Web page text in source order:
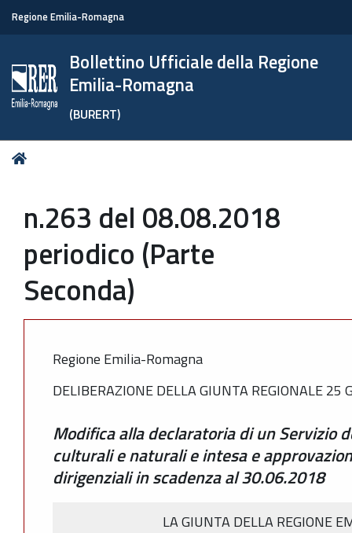
Regione Emilia-Romagna
Bollettino Ufficiale della Regione
Emilia-Romagna
(BURERT)
Tu
n.263 del 08.08.2018
periodico (Parte
Seconda)
Regione Emilia-Romagna
DELIBERAZIONE DELLA GIUNTA REGIONALE 25
Modifica alla declaratoria di un Servizio
culturali e naturali e intesa e
dirigenziali in scadenza al 30.06.2018
LA GIUNTA DELLA REGIONE